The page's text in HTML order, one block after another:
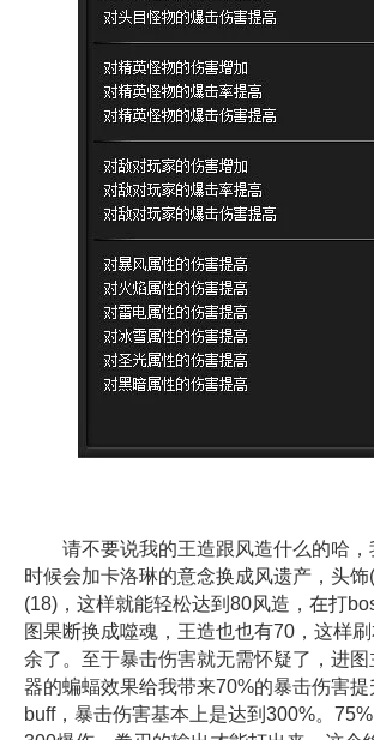
请不要说我的王造跟风造什么的哈，
时候会加卡洛琳的意念换成风遗产，头
(18)，这样就能轻松达到80风造，在打
图果断换成噬魂，王造也也有70，这样
余了。至于暴击伤害就无需怀疑了，进
器的蝙蝠效果给我带来70%的暴击伤害提
buff，暴击伤害基本上是达到300%。